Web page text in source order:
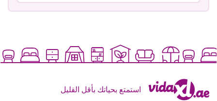
استمتع بحياتك بأقل القليل